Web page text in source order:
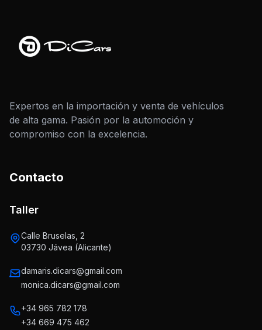
Expertos en la importación y venta de vehículos
de alta gama. Pasión por la automoción y
compromiso con la excelencia.
Contacto
Taller
Calle Bruselas, 2
03730 Jávea (Alicante)
damaris.dicars@gmail.com
monica.dicars@gmail.com
+34 965 782 178
+34 669 475 462